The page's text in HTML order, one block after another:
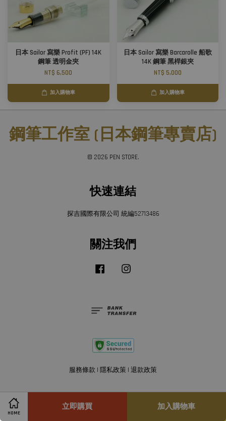
HOME
立即購買 加入購物車
日本 Sailor 寫樂 Profit (PF) 14K
鋼筆 透明金夾
NT$ 6,500
加入購物車
日本 Sailor 寫樂 Barcarolle 船歌
14K 鋼筆 黑桿銀夾
NT$ 5,000
加入購物車
鋼筆工作室 (日本鋼筆專賣店)
© 2026 PEN STORE.
快速連結
探吉國際有限公司 統編52713486
關注我們
Facebook
服務條款 | 隱私政策 | 退款政策